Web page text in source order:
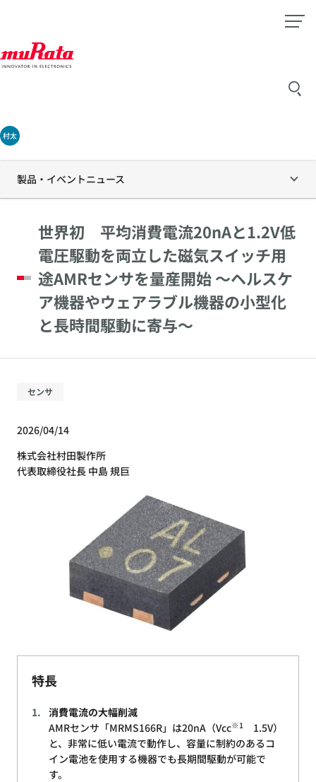
村太
製品・イベントニュース
世界初 平均消費電流20nAと1.2V低
電圧駆動を両立した磁気スイッチ用
途AMRセンサを量産開始 ～ヘルスケ
ア機器やウェアラブル機器の小型化
と長時間駆動に寄与～
センサ
2026/04/14
株式会社村田製作所
代表取締役社長 中島 規巨
特長
消費電流の大幅削減
AMRセンサ「MRMS166R」は20nA（Vcc※1
1.5V）
と、非常に低い電流で動作し、容量に制約のあるコ
イン電池を使用する機器でも長期間駆動が可能で
す。